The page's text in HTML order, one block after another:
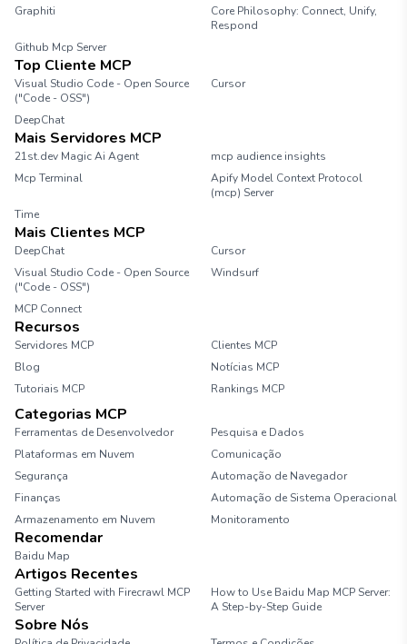
Graphiti
Core Philosophy: Connect, Unify,
Respond
Github Mcp Server
Top Cliente MCP
Visual Studio Code - Open Source
("Code - OSS")
Cursor
DeepChat
Mais Servidores MCP
21st.dev Magic Ai Agent
mcp audience insights
Mcp Terminal
Apify Model Context Protocol
(mcp) Server
Time
Mais Clientes MCP
DeepChat
Cursor
Visual Studio Code - Open Source
("Code - OSS")
Windsurf
MCP Connect
Recursos
Servidores MCP
Clientes MCP
Blog
Notícias MCP
Tutoriais MCP
Rankings MCP
Categorias MCP
Ferramentas de Desenvolvedor
Pesquisa e Dados
Plataformas em Nuvem
Comunicação
Segurança
Automação de Navegador
Finanças
Automação de Sistema Operacional
Armazenamento em Nuvem
Monitoramento
Recomendar
Baidu Map
Artigos Recentes
Getting Started with Firecrawl MCP
Server
How to Use Baidu Map MCP Server:
A Step-by-Step Guide
Sobre Nós